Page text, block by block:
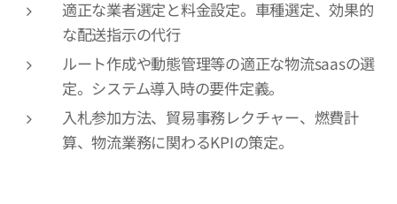
適正な業者選定と料金設定。車種選定、効果的
な配送指示の代行
ルート作成や動態管理等の適正な物流saasの選
定。システム導入時の要件定義。
入札参加方法、貿易事務レクチャー、燃費計
算、物流業務に関わるKPIの策定。